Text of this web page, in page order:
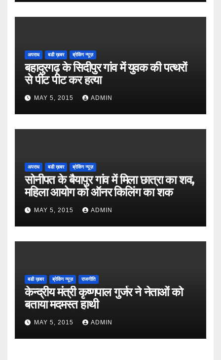
अपराध बडी ख़बर ब्रेकिंग न्यूज़
बहादुरगढ़ के सिदीपुर गांव में युवक की पत्थरों
से पीट पीट कर हत्या
MAY 5, 2015 ADMIN
अपराध बडी ख़बर ब्रेकिंग न्यूज़
सोनीपत के बैयापुर गांव में मिला छात्रा का शव,
महिला आयोग को ऑनर किलिंग का शक
MAY 5, 2015 ADMIN
बडी ख़बर ब्रेकिंग न्यूज़ राजनीति
केन्द्रीय मंत्री कृष्णपाल गुर्जर ने नेताओं को
बताया मदमस्त हाथी
MAY 5, 2015 ADMIN